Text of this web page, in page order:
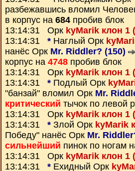
разбежавшись вломил
в корпус на 684 пробив блок
13:14:31 Орк kyMarik клон 1
13:14:31 * Наглый Орк
нанёс Орк Mr. Riddler? (150)
корпус на 4748 пробив блок
13:14:31 Орк kyMarik клон 1
13:14:31 * Подлый Орк
"банзай" вломил Орк Mr.
критический тычок по левой
13:14:31 Орк kyMarik клон 1
13:14:31 * Злой Орк kyMarik
Победу" нанёс Орк Mr.
сильнейший пинок по ногам
13:14:31 Орк kyMarik клон 1
13:14:31 * Ехидный Орк